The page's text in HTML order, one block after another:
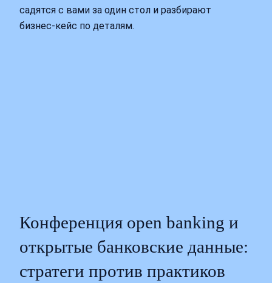
садятся с вами за один стол и разбирают
бизнес‑кейс по деталям.
Конференция open banking и
открытые банковские данные:
стратеги против практиков